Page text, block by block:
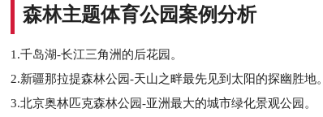
森林主题体育公园案例分析
1.千岛湖-长江三角洲的后花园。
2.新疆那拉提森林公园-天山之畔最先见到太阳的探幽胜地。
3.北京奥林匹克森林公园-亚洲最大的城市绿化景观公园。